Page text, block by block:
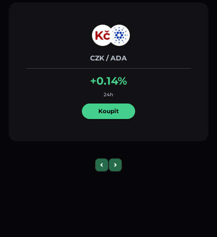
CZK / ADA
+0.14%
24h
Koupit
Previous slide
Next slide